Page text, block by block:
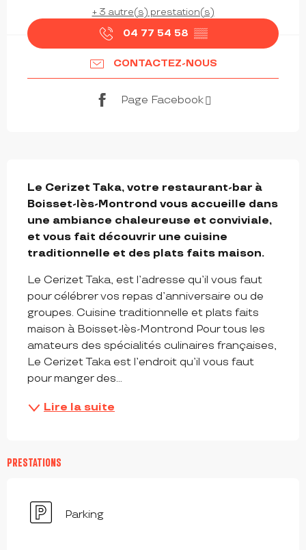
+ 3 autre(s) prestation(s)
04 77 54 58 ▒▒
CONTACTEZ-NOUS
Page Facebook
Le Cerizet Taka, votre restaurant-bar à
Boisset-lès-Montrond vous accueille dans
une ambiance chaleureuse et conviviale,
et vous fait découvrir une cuisine
traditionnelle et des plats faits maison.
Le Cerizet Taka, est l’adresse qu’il vous faut
pour célébrer vos repas d’anniversaire ou de
groupes. Cuisine traditionnelle et plats faits
maison à Boisset-lès-Montrond Pour tous les
amateurs des spécialités culinaires françaises,
Le Cerizet Taka est l’endroit qu’il vous faut
pour manger des...
Lire la suite
PRESTATIONS
Parking